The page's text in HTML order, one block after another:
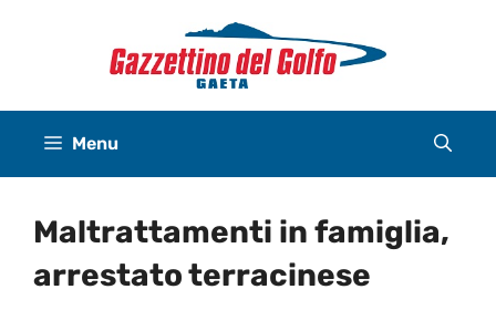
Menu
Maltrattamenti in famiglia,
arrestato terracinese